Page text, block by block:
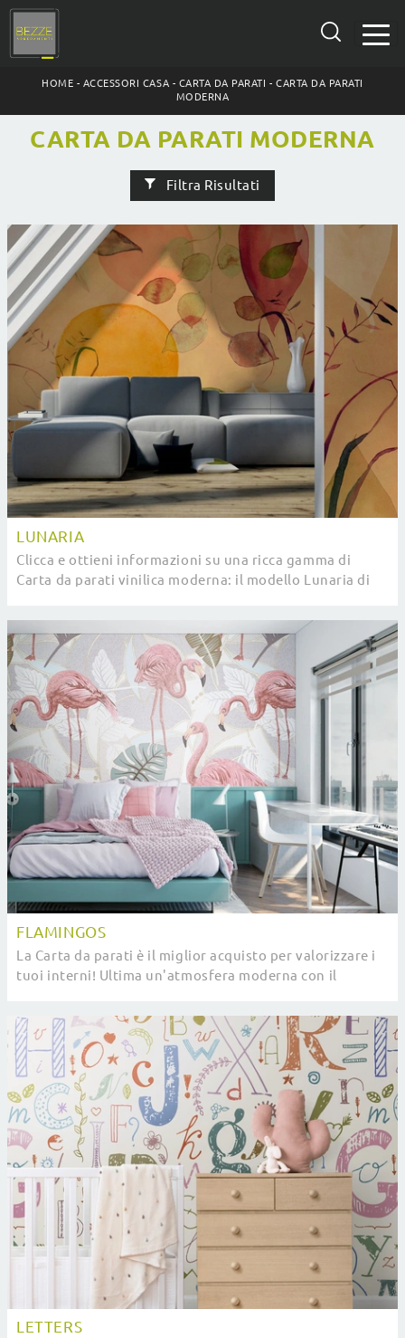
HOME - ACCESSORI CASA - CARTA DA PARATI -CARTA DA PARATI
MODERNA
CARTA DA PARATI MODERNA
Filtra Risultati
LUNARIA
Clicca e ottieni informazioni su una ricca gamma di
Carta da parati vinilica moderna: il modello Lunaria di
FLAMINGOS
La Carta da parati è il miglior acquisto per valorizzare i
tuoi interni! Ultima un'atmosfera moderna con il
LETTERS